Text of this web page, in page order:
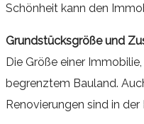
Schönheit kann den
Grundstücksgröße und
Die Größe einer
begrenztem Bauland.
Renovierungen sind in